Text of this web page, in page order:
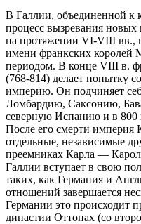
В Галлии, объединенной к
процесс вызревания
на протяжении VI-VIII вв.,
имени франкских
периодом. В конце VIII в.
(768-814) делает попытку
империю. Он подчиняет
Ломбардию, Саксонию,
северную Испанию и в 800
После его смерти империя
отдельные, независимые
преемниках Карла —
Галлии вступает в свою
таких, как Германия и
отношений завершается
Германии это происходит
династии Оттонах (со